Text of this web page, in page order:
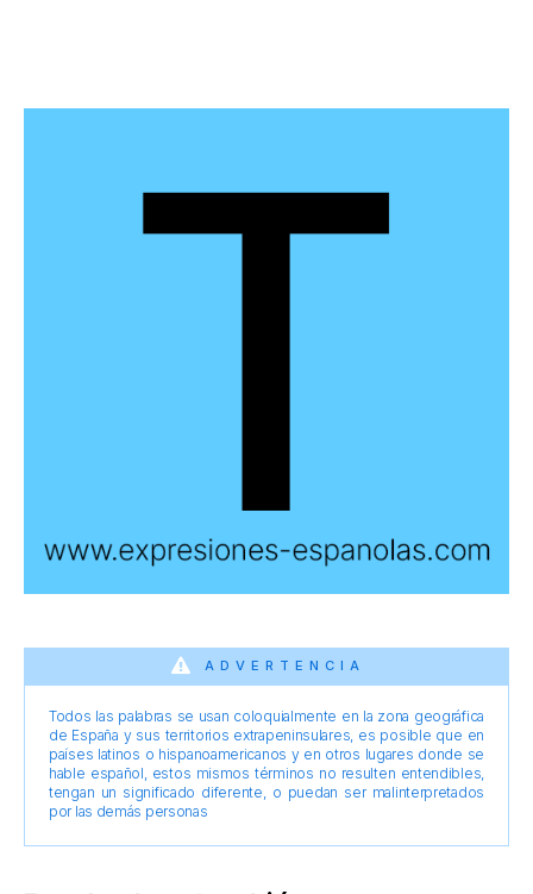
ADVERTENCIA
Todos las palabras se usan coloquialmente en la zona geográfica
de España y sus territorios extrapeninsulares, es posible que en
países latinos o hispanoamericanos y en otros lugares donde se
hable español, estos mismos términos no resulten entendibles,
tengan un significado diferente, o puedan ser malinterpretados
por las demás personas